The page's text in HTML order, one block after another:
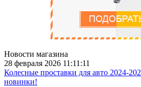
Новости магазина
28 февраля 2026 11:11:11
Колесные проставки для авто 2024-
новинки!